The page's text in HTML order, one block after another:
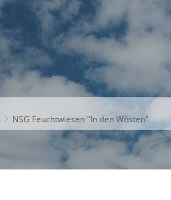
THEMEN UNSER KREIS
NSG Feuchtwiesen "In den Wösten"